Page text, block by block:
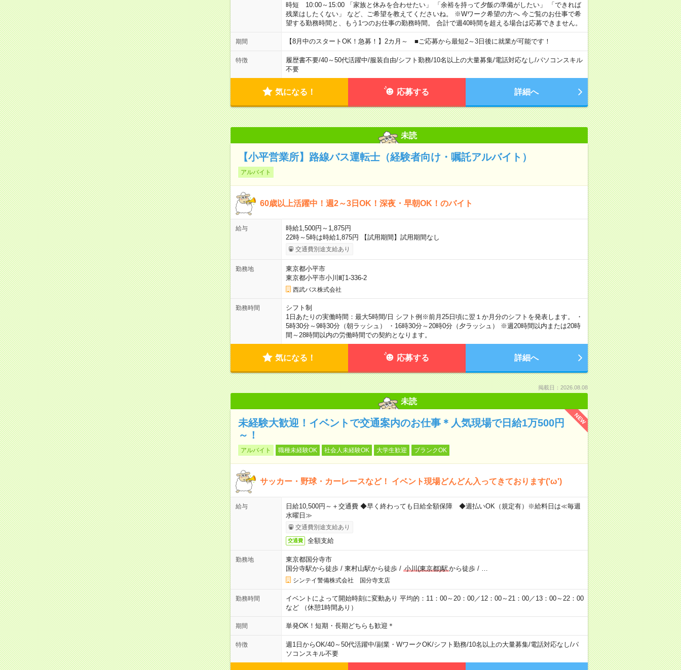
時短 10:00～15:00 「家族と休みを合わせたい」 「余裕を持って夕飯の準備がしたい」 「できれば
残業はしたくない」 など、ご希望を教えてくださいね。 ※Wワーク希望の方へ 今ご覧のお仕事で希
望する勤務時間と、もう1つのお仕事の勤務時間。 合計で週40時間を超える場合は応募できません。
期間 【8月中のスタートOK！急募！】2カ月～ ■ご応募から最短2～3日後に就業が可能です！
特徴 履歴書不要/40～50代活躍中/服装自由/シフト勤務/10名以上の大量募集/電話対応なし/パソコンスキル
不要
気になる！ 応募する 詳細へ
未読
【小平営業所】路線バス運転士（経験者向け・嘱託アルバイト）
アルバイト
60歳以上活躍中！週2～3日OK！深夜・早朝OK！のバイト
給与
時給1,500円～1,875円
22時～5時は時給1,875円 【試用期間】試用期間なし
交通費別途支給あり
勤務地
東京都小平市
東京都小平市小川町1-336-2
西武バス株式会社
勤務時間
シフト制
1日あたりの実働時間：最大5時間/日 シフト例※前月25日頃に翌１か月分のシフトを発表します。 ・
5時30分～9時30分（朝ラッシュ） ・16時30分～20時0分（夕ラッシュ） ※週20時間以内または20時
間～28時間以内の労働時間での契約となります。
気になる！ 応募する 詳細へ
掲載日：2026.08.08
未読
NEW
未経験大歓迎！イベントで交通案内のお仕事＊人気現場で日給1万500円
～！
アルバイト 職種未経験OK 社会人未経験OK 大学生歓迎 ブランクOK
サッカー・野球・カーレースなど！ イベント現場どんどん入ってきております('ω')
給与
日給10,500円～＋交通費 ◆早く終わっても日給全額保障 ◆週払いOK（規定有）※給料日は≪毎週
水曜日≫
交通費別途支給あり
交通費 全額支給
勤務地
東京都国分寺市
国分寺駅から徒歩/ 東村山駅から徒歩/ 小川(東京都)駅から徒歩/
シンテイ警備株式会社 国分寺支店
勤務時間
イベントによって開始時刻に変動あり 平均的：11：00～20：00／12：00～21：00／13：00～22：00
など （休憩1時間あり）
期間 単発OK！短期・長期どちらも歓迎＊
特徴 週1日からOK/40～50代活躍中/副業・WワークOK/シフト勤務/10名以上の大量募集/電話対応なし/パ
ソコンスキル不要